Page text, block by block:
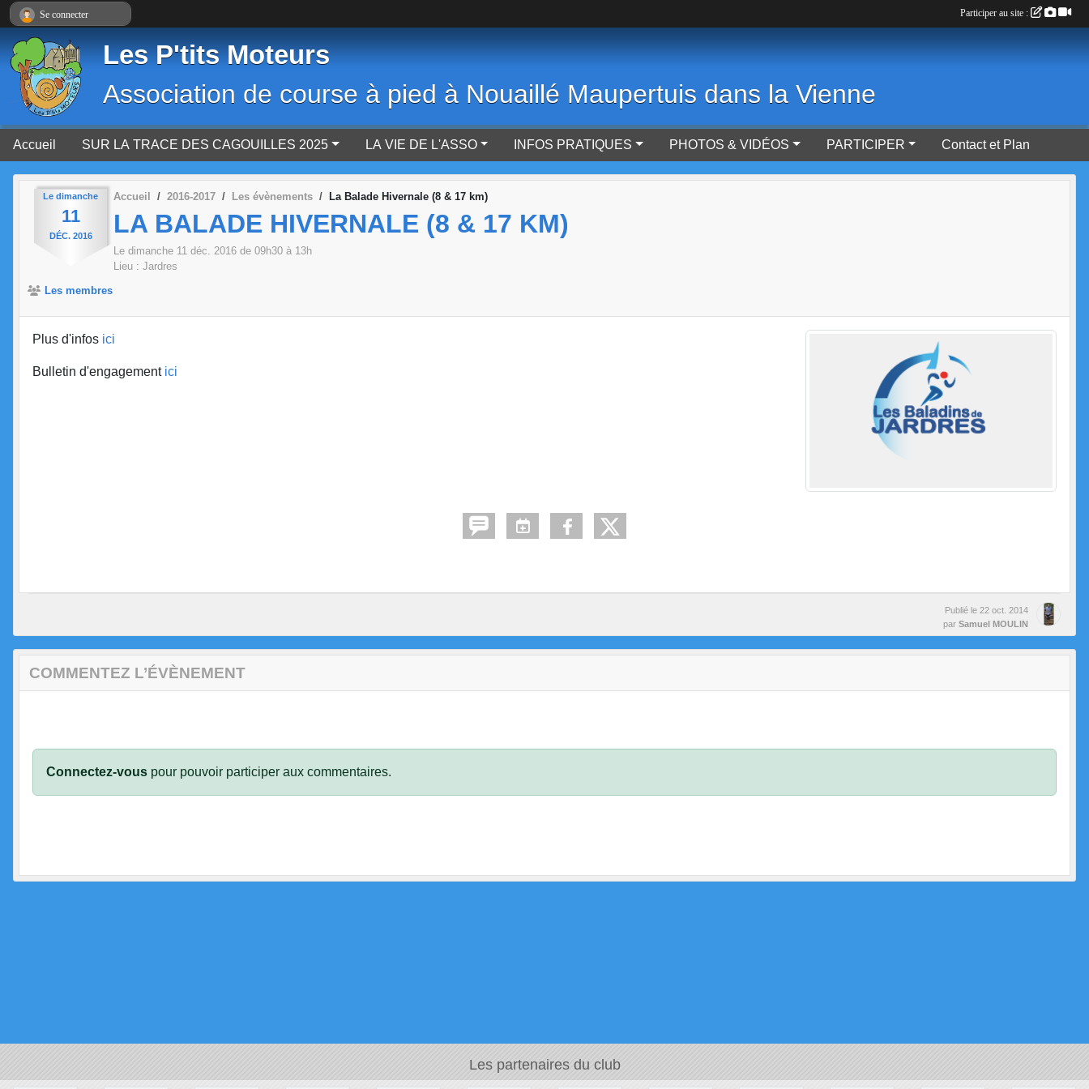
Les P'tits Moteurs
Association de course à pied à Nouaillé Maupertuis dans la Vienne
Accueil SUR LA TRACE DES CAGOUILLES 2025 LA VIE DE L'ASSO INFOS PRATIQUES PHOTOS & VIDÉOS PARTICIPER Contact et Plan
Le dimanche
11
DÉC. 2016
Accueil 2016-2017 Les évènements La Balade Hivernale (8 & 17 km)
LA BALADE HIVERNALE (8 & 17 KM)
Le dimanche 11 déc. 2016 de 09h30 à 13h
Lieu : Jardres
Les membres
Plus d'infos ici
Bulletin d'engagement ici
Publié le 22 oct. 2014
par Samuel MOULIN
COMMENTEZ L’ÉVÈNEMENT
Connectez-vous pour pouvoir participer aux commentaires.
Les partenaires du club
Se connecter Participer au site :
Panneau de gestion des cookies